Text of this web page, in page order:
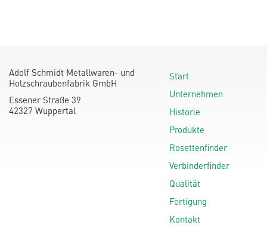
Adolf Schmidt Metallwaren- und
Holzschraubenfabrik GmbH
Essener Straße 39
42327 Wuppertal
Start
Unternehmen
Historie
Produkte
Rosettenfinder
Verbinderfinder
Qualität
Fertigung
Kontakt